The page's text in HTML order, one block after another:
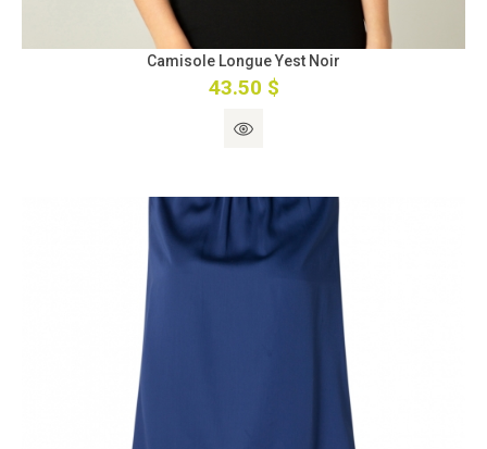
Camisole Longue Yest Noir
43.50 $